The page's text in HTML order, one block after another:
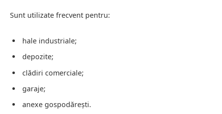
Sunt utilizate frecvent pentru:
hale industriale;
depozite;
clădiri comerciale;
garaje;
anexe gospodărești.